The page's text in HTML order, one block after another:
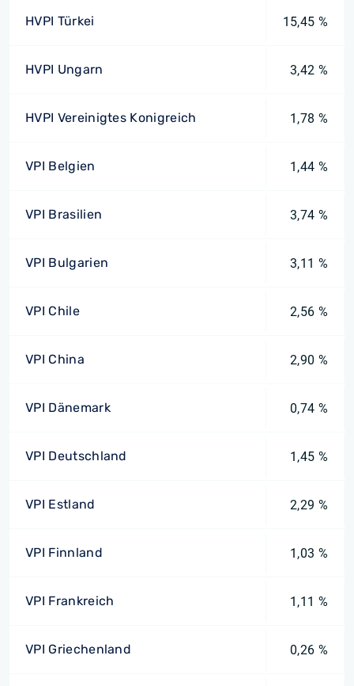
HVPI Türkei 15,45 %
HVPI Ungarn 3,42 %
HVPI Vereinigtes Konigreich 1,78 %
VPI Belgien 1,44 %
VPI Brasilien 3,74 %
VPI Bulgarien 3,11 %
VPI Chile 2,56 %
VPI China 2,90 %
VPI Dänemark 0,74 %
VPI Deutschland 1,45 %
VPI Estland 2,29 %
VPI Finnland 1,03 %
VPI Frankreich 1,11 %
VPI Griechenland 0,26 %